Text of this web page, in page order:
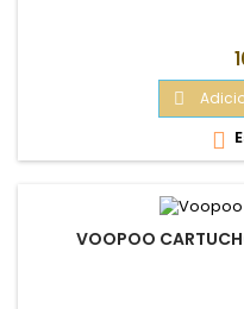


VOOPOO